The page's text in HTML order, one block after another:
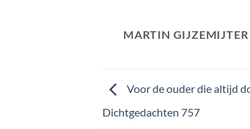
MARTIN GIJZEMIJTER
Voor de ouder die altijd
Dichtgedachten 757